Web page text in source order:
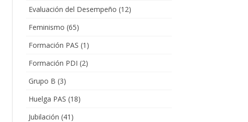
Evaluación del Desempeño (12)
Feminismo (65)
Formación PAS (1)
Formación PDI (2)
Grupo B (3)
Huelga PAS (18)
Jubilación (41)